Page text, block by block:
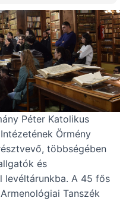
Péter Katolikus
Örmény
többségében
és
A 45 fős
Tanszék